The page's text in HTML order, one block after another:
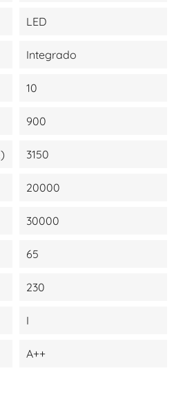
LED
Integrado
10
900
3150
20000
30000
65
230
I
A++